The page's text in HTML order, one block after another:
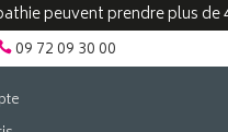
prendre plus de 48h.
09 72 09 30 00